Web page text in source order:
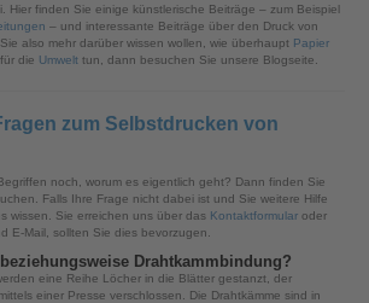
Hier finden Sie einige künstlerische Beiträge – zum Beispiel
– und interessante Beiträge über den Druck von
also mehr darüber wissen wollen, wie überhaupt Papier
die Umwelt tun, dann besuchen Sie unsere Blogseite.
zum Selbstdrucken von
noch, worum es eigentlich geht? Dann finden Sie
Falls Ihre Frage nicht dabei ist und Sie weitere Hilfe
wissen. Sie erreichen uns über das Kontaktformular oder
E-Mail, sollten Sie dies bevorzugen.
Drahtkammbindung?
eine Reihe Löcher in die Blätter gestanzt, der
einer Presse verschlossen. Die Drahtkämme sind in